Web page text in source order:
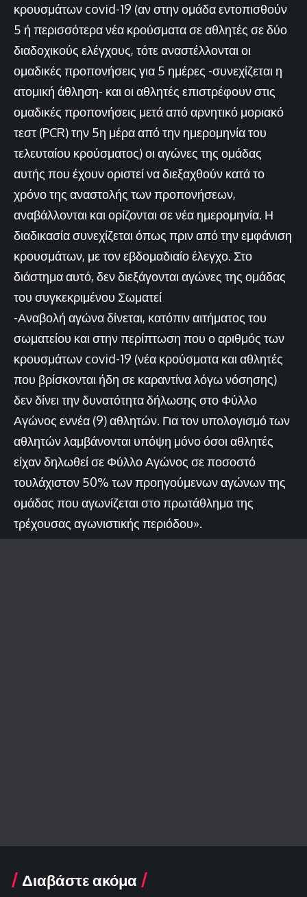
κρουσμάτων covid-19 (αν στην ομάδα εντοπισθούν
5 ή περισσότερα νέα κρούσματα σε αθλητές σε δύο
διαδοχικούς ελέγχους, τότε αναστέλλονται οι
ομαδικές προπονήσεις για 5 ημέρες -συνεχίζεται η
ατομική άθληση- και οι αθλητές επιστρέφουν στις
ομαδικές προπονήσεις μετά από αρνητικό μοριακό
τεστ (PCR) την 5η μέρα από την ημερομηνία του
τελευταίου κρούσματος) οι αγώνες της ομάδας
αυτής που έχουν οριστεί να διεξαχθούν κατά το
χρόνο της αναστολής των προπονήσεων,
αναβάλλονται και ορίζονται σε νέα ημερομηνία. Η
διαδικασία συνεχίζεται όπως πριν από την εμφάνιση
κρουσμάτων, με τον εβδομαδιαίο έλεγχο. Στο
διάστημα αυτό, δεν διεξάγονται αγώνες της ομάδας
του συγκεκριμένου Σωματεί
-Αναβολή αγώνα δίνεται, κατόπιν αιτήματος του
σωματείου και στην περίπτωση που ο αριθμός των
κρουσμάτων covid-19 (νέα κρούσματα και αθλητές
που βρίσκονται ήδη σε καραντίνα λόγω νόσησης)
δεν δίνει την δυνατότητα δήλωσης στο Φύλλο
Αγώνος εννέα (9) αθλητών. Για τον υπολογισμό των
αθλητών λαμβάνονται υπόψη μόνο όσοι αθλητές
είχαν δηλωθεί σε Φύλλο Αγώνος σε ποσοστό
τουλάχιστον 50% των προηγούμενων αγώνων της
ομάδας που αγωνίζεται στο πρωτάθλημα της
τρέχουσας αγωνιστικής περιόδου».
Διαβάστε ακόμα